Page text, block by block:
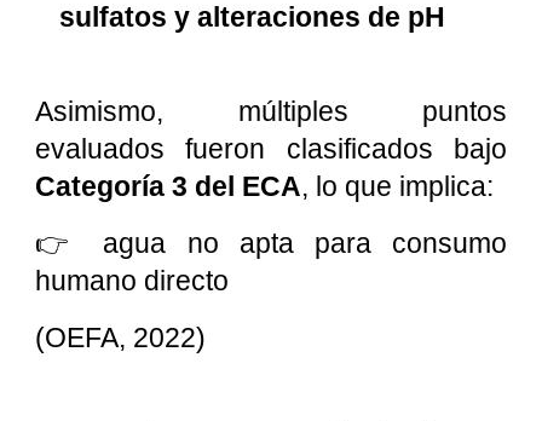
sulfatos y alteraciones de pH
Asimismo, múltiples puntos
evaluados fueron clasificados bajo
Categoría 3 del ECA, lo que implica:
👉 agua no apta para consumo
humano directo
(OEFA, 2022)